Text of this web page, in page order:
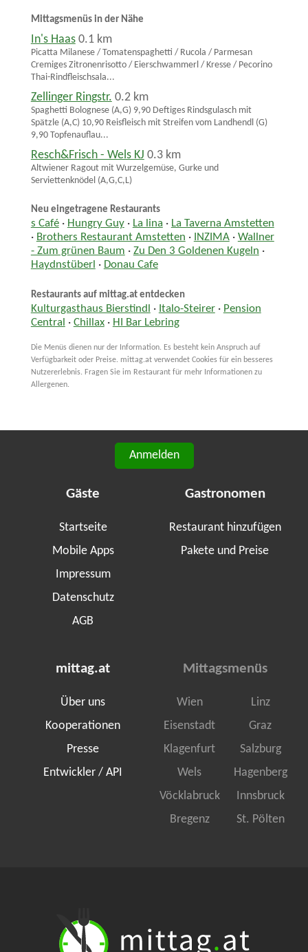
Mittagsmenüs in der Nähe
In's Haas 0.1 km
Picatta Milanese / Tomatenspaghetti / Rucola / Parmesan
Cremiges Zitronenrisotto / Eierschwammerl / Kresse / Pecorino
Thai-Rindfleischsala...
Zellinger Ringstr. 0.2 km
Spaghetti Bolognese (A,G) 9,90 Deftiges Rindsgulasch mit
Spätzle (A,C) 10,90 Reisfleisch mit Streifen vom Landhendl (G)
9,90 Topfenauflau...
Resch&Frisch - Wels KJ 0.3 km
Altwiener Ragout mit Wurzelgemüse, Gurke und
Serviettenknödel (A,G,C,L)
Neu eingetragene Restaurants
s Café· Hungry Guy· La lina · La Taverna Amstetten
· Brothers Restaurant Amstetten · INZIMA· Wallner
- Zum grünen Baum · Zu Den 3 Goldenen Kugeln ·
Haydnstüberl · Donau Cafe
Restaurants auf mittag.at entdecken
Kulturgasthaus Bierstindl · Italo-Steirer· Pension
Central · Chillax· HI Bar Lebring
Die Menüs dienen nur der Information. Es besteht kein Anspruch auf
Verfügbarkeit oder Preise. mittag.at verwendet Cookies für ein besseres
Nutzererlebnis. Fragen Sie im Restaurant für mehr Informationen zu
Allergenen.
Anmelden
Gäste
Startseite
Mobile Apps
Impressum
Datenschutz
AGB
Gastronomen
Restaurant hinzufügen
Pakete und Preise
mittag.at
Über uns
Kooperationen
Presse
Entwickler / API
Mittagsmenüs
Wien
Linz
Eisenstadt
Graz
Klagenfurt
Salzburg
Wels
Hagenberg
Vöcklabruck
Innsbruck
Bregenz
St. Pölten